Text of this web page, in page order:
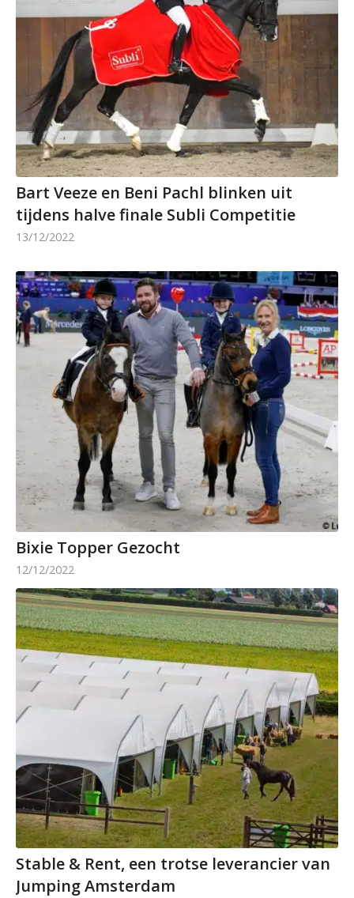
Bart Veeze en Beni Pachl blinken uit
tijdens halve finale Subli Competitie
13/12/2022
Bixie Topper Gezocht
12/12/2022
Stable & Rent, een trotse leverancier van
Jumping Amsterdam